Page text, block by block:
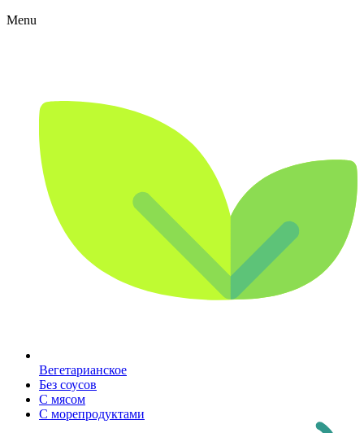
Menu
Вегетарианское
Без соусов
С мясом
С морепродуктами